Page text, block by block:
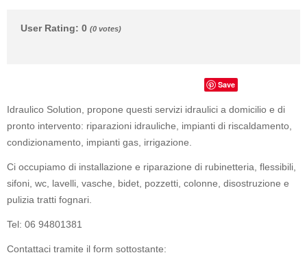
User Rating: 0 (0 votes)
Save
Idraulico Solution, propone questi servizi idraulici a domicilio e di
pronto intervento: riparazioni idrauliche, impianti di riscaldamento,
condizionamento, impianti gas, irrigazione.
Ci occupiamo di installazione e riparazione di rubinetteria, flessibili,
sifoni, wc, lavelli, vasche, bidet, pozzetti, colonne, disostruzione e
pulizia tratti fognari.
Tel: 06 94801381
Contattaci tramite il form sottostante: